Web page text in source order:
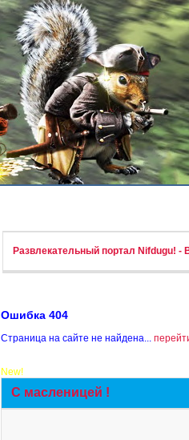
Развлекательный портал Nifdugu!
Ошибка 404
Страница на сайте не найдена...
New!
С масленицей !